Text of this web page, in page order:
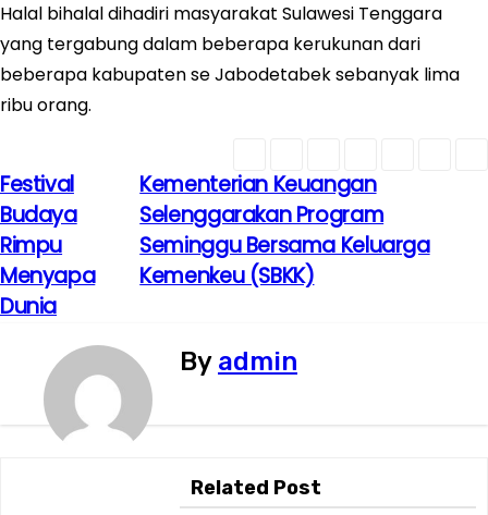
Halal bihalal dihadiri masyarakat Sulawesi Tenggara
yang tergabung dalam beberapa kerukunan dari
beberapa kabupaten se Jabodetabek sebanyak lima
ribu orang.
N
a
v
i
Kementerian Keuangan
Selenggarakan Program
Seminggu Bersama Keluarga
Kemenkeu (SBKK)
Festival
Budaya
Rimpu
Menyapa
Dunia
By admin
Related Post